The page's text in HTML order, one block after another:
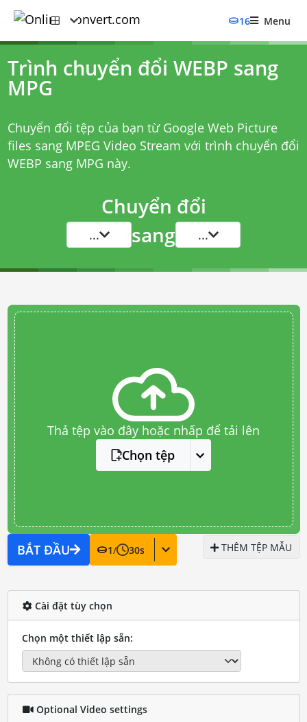
16 Menu
Trình chuyển đổi WEBP sang
MPG
Chuyển đổi tệp của bạn từ Google Web Picture
files sang MPEG Video Stream với trình chuyển đổi
WEBP sang MPG này.
Chuyển đổi
... sang ...
Thả tệp vào đây hoặc nhấp để tải lên
Chọn tệp
BẮT ĐẦU 1/ 30s THÊM TỆP MẪU
Cài đặt tùy chọn
Chọn một thiết lập sẵn:
Optional Video settings